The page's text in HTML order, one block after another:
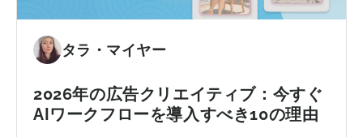
カ
イ
戦
略」
て：
年
に
モ
タラ・マイヤー
2026年の広告クリエイティブ：今すぐ
AIワークフローを導入すべき10の理由